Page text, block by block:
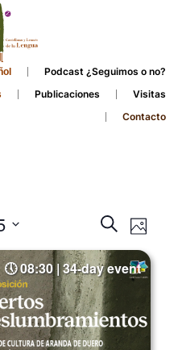
Podcast ¿Seguimos o no?
Visitas Contacto
Search
and
Views
08:30 | 34-day event